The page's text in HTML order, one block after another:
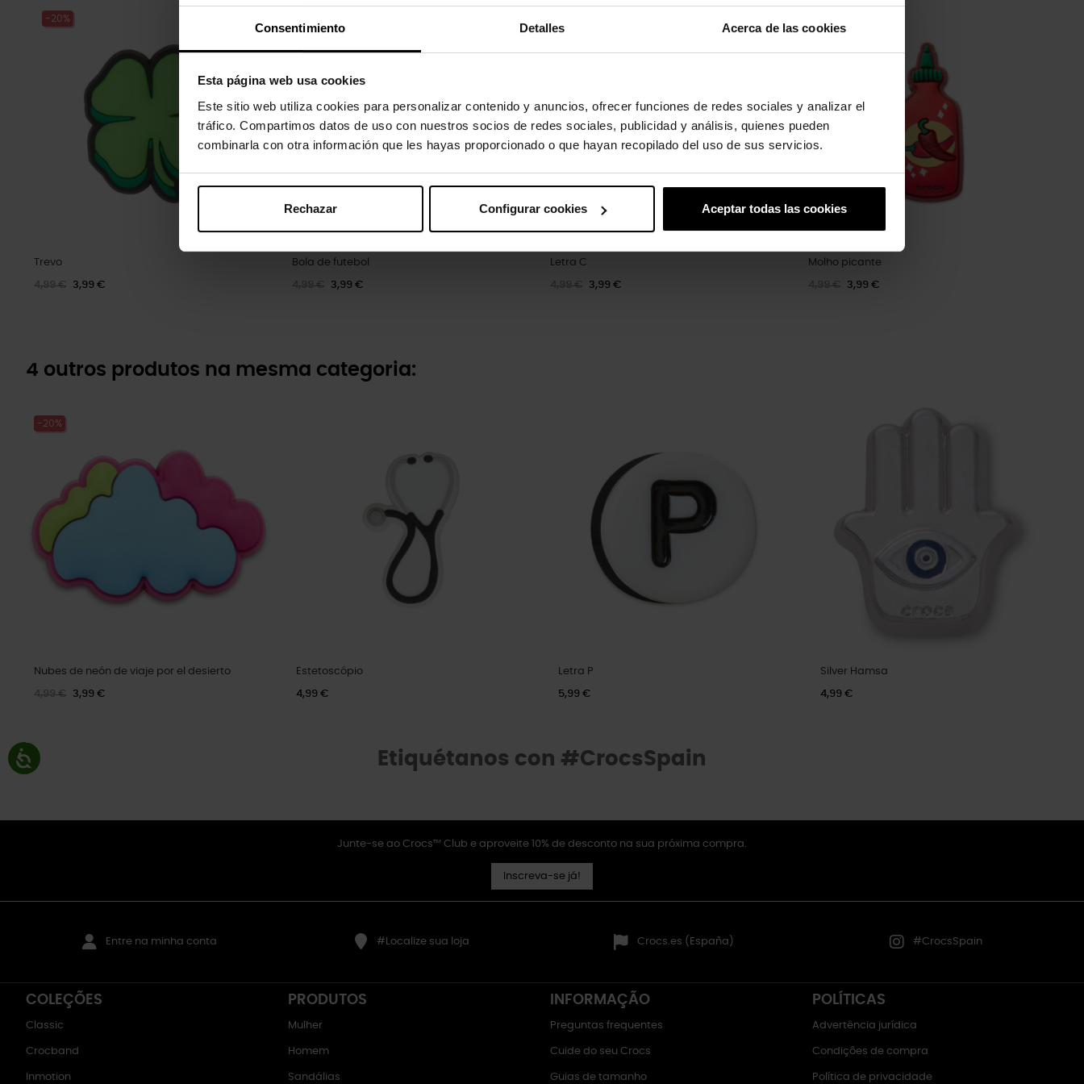
Consentimiento Detalles Acerca de las cookies
Esta página web usa cookies
Este sitio web utiliza cookies para personalizar contenido y anuncios, ofrecer funciones de redes sociales y analizar el
tráfico. Compartimos datos de uso con nuestros socios de redes sociales, publicidad y análisis, quienes pueden
combinarla con otra información que les hayas proporcionado o que hayan recopilado del uso de sus servicios.
Rechazar Configurar cookies Aceptar todas las cookies
-20%
Trevo
4,99 € 3,99 €
Bola de futebol
4,99 € 3,99 €
Letra C
4,99 € 3,99 €
Molho picante
4,99 € 3,99 €
4 outros produtos na mesma categoria:
-20%
Nubes de neón de viaje por el desierto
4,99 € 3,99 €
Estetoscópio
4,99 €
Letra P
5,99 €
Silver Hamsa
4,99 €
Etiquétanos con #CrocsSpain
Junte-se ao Crocs™ Club e aproveite 10% de desconto na sua próxima compra.
Inscreva-se já!
Entre na minha conta #Localize sua loja Crocs.es (España) #CrocsSpain
COLEÇÕES
Classic
Crocband
Inmotion
PRODUTOS
Mulher
Homem
Sandálias
INFORMAÇÃO
Preguntas frequentes
Cuide do seu Crocs
Guias de tamanho
POLÍTICAS
Advertência jurídica
Condições de compra
Política de privacidade